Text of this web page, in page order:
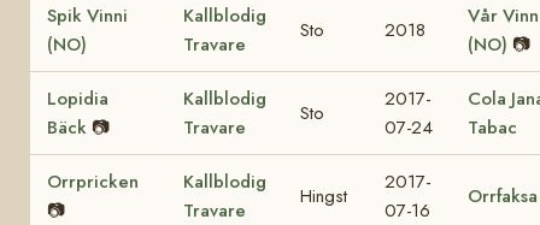
Spik Vinni
(NO)
Kallblodig
Travare
Sto 2018
Vår
(NO) 📷
Lopidia
Bäck 📷
Kallblodig
Travare
Sto
2017-
07-24
Cola
Tabac
Orrpricken
📷
Kallblodig
Travare
Hingst
2017-
07-16
Orrfaksa